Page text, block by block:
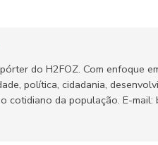
do H2FOZ. Com enfoque
política, cidadania,
cotidiano da população. E-mail: